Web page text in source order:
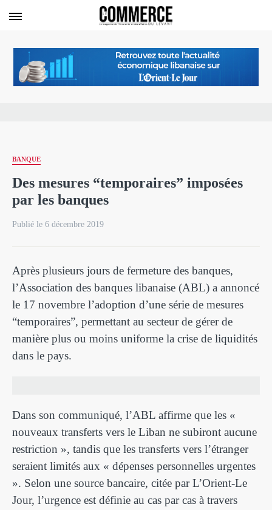
BANQUE
Des mesures “temporaires” imposées
par les banques
Publié le 6 décembre 2019
Après plusieurs jours de fermeture des banques,
l’Association des banques libanaise (ABL) a annoncé
le 17 novembre l’adoption d’une série de mesures
“temporaires”, permettant au secteur de gérer de
manière plus ou moins uniforme la crise de liquidités
dans le pays.
Dans son communiqué, l’ABL affirme que les «
nouveaux transferts vers le Liban ne subiront aucune
restriction », tandis que les transferts vers l’étranger
seraient limités aux « dépenses personnelles urgentes
». Selon une source bancaire, citée par L’Orient-Le
Jour, l’urgence est définie au cas par cas à travers